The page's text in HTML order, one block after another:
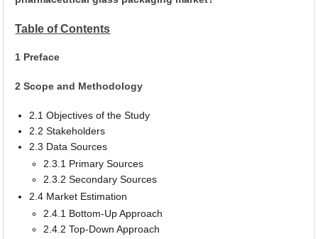
Table of Contents
1 Preface
2 Scope and Methodology
2.1 Objectives of the Study
2.2 Stakeholders
2.3 Data Sources
2.3.1 Primary Sources
2.3.2 Secondary Sources
2.4 Market Estimation
2.4.1 Bottom-Up Approach
2.4.2 Top-Down Approach